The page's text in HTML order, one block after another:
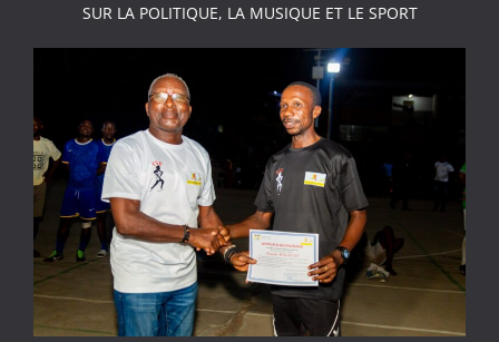
SUR LA POLITIQUE, LA MUSIQUE ET LE SPORT